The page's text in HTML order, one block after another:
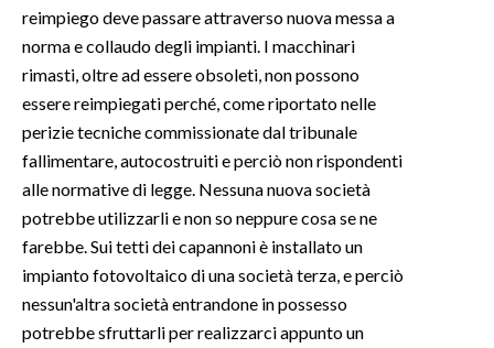
SARDI NEL MONDO
NOTIZIE
EVENTI
#CARAUNIONE
3 MINUTI CON
INSULARITÀ
INFO AZIENDE
ABBONATI
reimpiego deve passare attraverso nuova messa a
norma e collaudo degli impianti. I macchinari
rimasti, oltre ad essere obsoleti, non possono
essere reimpiegati perché, come riportato nelle
perizie tecniche commissionate dal tribunale
fallimentare, autocostruiti e perciò non rispondenti
alle normative di legge. Nessuna nuova società
potrebbe utilizzarli e non so neppure cosa se ne
farebbe. Sui tetti dei capannoni è installato un
impianto fotovoltaico di una società terza, e perciò
nessun'altra società entrandone in possesso
potrebbe sfruttarli per realizzarci appunto un